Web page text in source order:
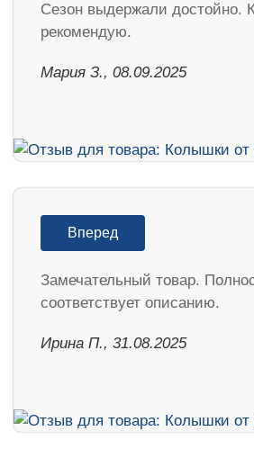
Cезон выдержали достойно.
рекомендую.
Мария З., 08.09.2025
Вперед
Замечательный товар.
соответствует описанию.
Ирина П., 31.08.2025